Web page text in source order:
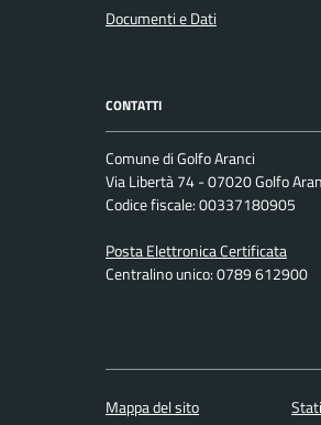
Documenti e Dati
CONTATTI
Comune di Golfo Aranci
Via Libertà 74 - 07020 Golfo
Codice fiscale: 00337180905
Posta Elettronica Certificata
Centralino unico: 0789 612900
Mappa del sito